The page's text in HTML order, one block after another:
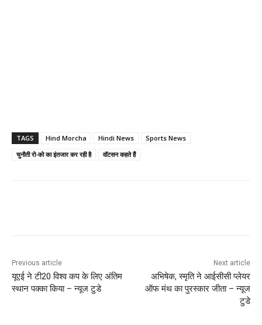
TAGS Hind Morcha Hindi News
Sports News
चुनौती रो-को का इंतजार कर रही है
वॉटसन कहते हैं
Previous article
यूएई ने टी20 विश्व कप के लिए अंतिम
स्थान पक्का किया – न्यूज टुडे
Next article
अभिषेक, स्मृति ने आईसीसी प्लेयर
ऑफ मंथ का पुरस्कार जीता – न्यूज
टुडे